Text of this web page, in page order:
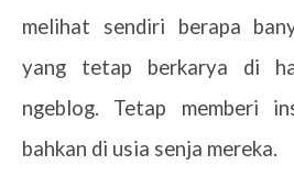
melihat sendiri berapa
yang tetap berkarya di
ngeblog. Tetap memberi
bahkan di usia senja mereka.